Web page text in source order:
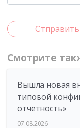
Отправить
Смотрите
Вышла новая
типовой
отчетность»
07.08.2026